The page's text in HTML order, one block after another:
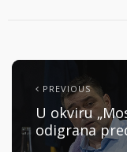
PREVIOUS
U okviru
odigrana